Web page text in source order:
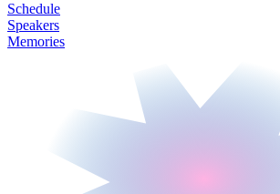
Schedule
Speakers
Memories